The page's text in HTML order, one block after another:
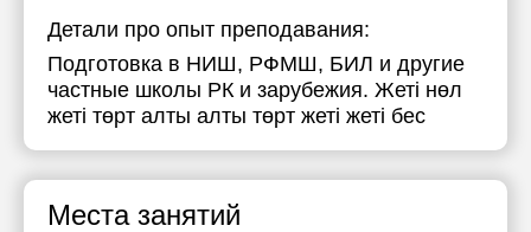
Детали про опыт преподавания:
Подготовка в НИШ, РФМШ, БИЛ и другие
частные школы РК и зарубежия. Жеті нөл
жеті төрт алты алты төрт жеті жеті бес
Места занятий
18:30
19:00
19:30
18:30
19:00
19:30